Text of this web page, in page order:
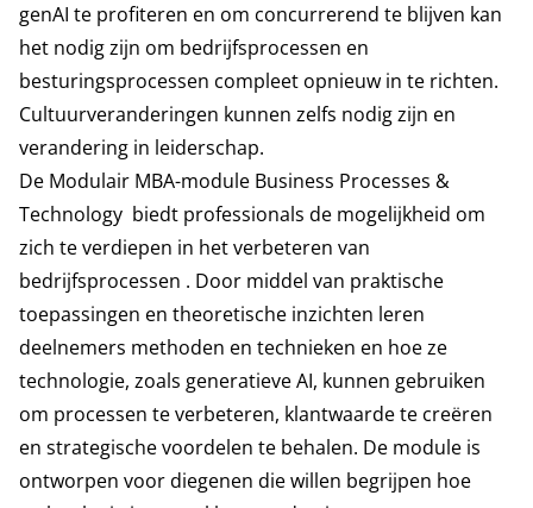
genAI te profiteren en om concurrerend te blijven kan
het nodig zijn om bedrijfsprocessen en
besturingsprocessen compleet opnieuw in te richten.
Cultuurveranderingen kunnen zelfs nodig zijn en
verandering in leiderschap.
De Modulair MBA-module Business Processes &
Technology biedt professionals de mogelijkheid om
zich te verdiepen in het verbeteren van
bedrijfsprocessen . Door middel van praktische
toepassingen en theoretische inzichten leren
deelnemers methoden en technieken en hoe ze
technologie, zoals generatieve AI, kunnen gebruiken
om processen te verbeteren, klantwaarde te creëren
en strategische voordelen te behalen. De module is
ontworpen voor diegenen die willen begrijpen hoe